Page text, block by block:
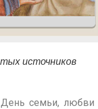
источников
семьи, любви